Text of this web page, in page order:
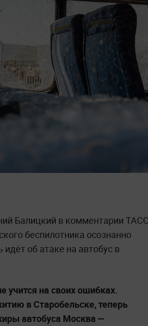
Балицкий в комментарии ТАСС
беспилотника осознанно
об атаке на автобус в
учится на своих ошибках.
в Старобельске, теперь
автобуса Москва —